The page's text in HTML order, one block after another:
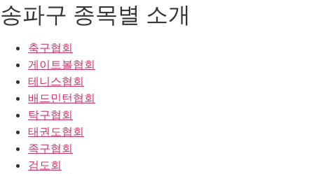
송파구 종목별 소개
축구협회
게이트볼협회
테니스협회
배드민턴협회
탁구협회
태권도협회
족구협회
검도회